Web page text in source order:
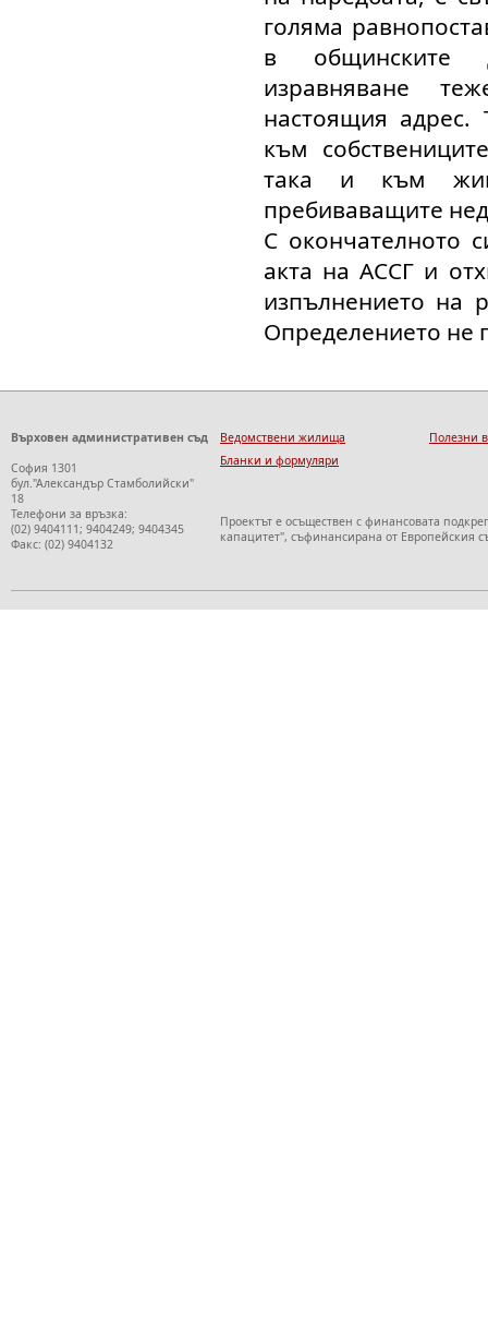
голяма
в общинските
изравняване
настоящия адрес.
към
така и към
пребиваващите
С окончателното
акта на АССГ и
изпълнението на
Определението не
Върховен административен съд
София 1301
бул."Александър Стамболийски"
18
Телефони за връзка:
(02) 9404111; 9404249; 9404345
Факс: (02) 9404132
Ведомствени жилища
Бланки и формуляри
Полезни
Проектът е осъществен с финансовата
капацитет", съфинансирана от Европейския